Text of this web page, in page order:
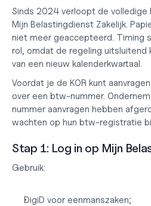
Sinds 2024 verloopt de volledige
Mijn Belastingdienst Zakelijk.
niet meer geaccepteerd. Timing
rol, omdat de regeling uitsluitend
van een nieuw kalenderkwartaal.
Voordat je de KOR kunt
over een btw-nummer.
nummer aanvragen hebben
wachten op hun btw-registratie
Stap 1: Log in op Mijn
Gebruik:
DigiD voor eenmanszaken;